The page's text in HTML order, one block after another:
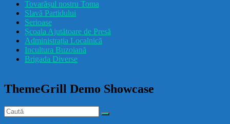
drăcușorulbuzoian
Tovarășul nostru Toma
Slavă Partidului
Serioase
Școala Ajutătoare de Presă
Administrația Localnică
Incultura Buzoiană
Brigada Diverse
ThemeGrill Demo Showcase